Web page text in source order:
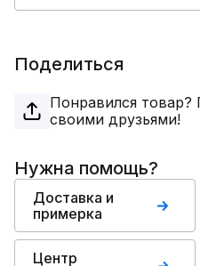
Поделиться
Понравился товар?
своими друзьями!
Нужна помощь?
Доставка и
примерка
Центр